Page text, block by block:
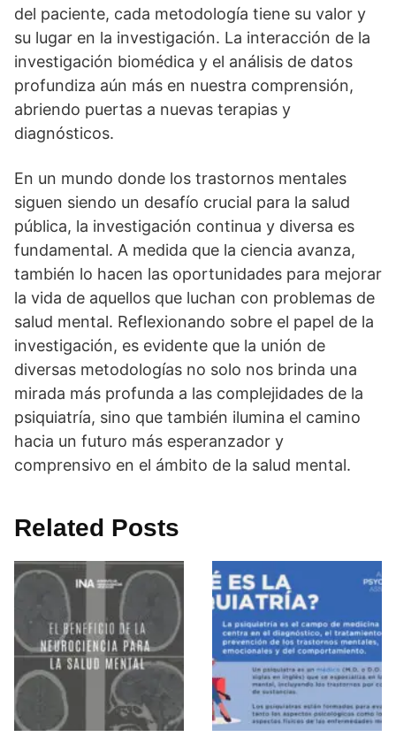
del paciente, cada metodologí­a tiene su valor y
su lugar en la investigación. La interacción de la
investigación biomédica y el análisis de datos
profundiza aún más en nuestra comprensión,
abriendo puertas a nuevas terapias y
diagnósticos.
En un mundo donde los trastornos mentales
siguen siendo un desafí­o crucial para la salud
pública, la investigación continua y diversa es
fundamental. A medida que la ciencia avanza,
también lo hacen las oportunidades para mejorar
la vida de aquellos que luchan con problemas de
salud mental. Reflexionando sobre el papel de la
investigación, es evidente que la unión de
diversas metodologí­as no solo nos brinda una
mirada más profunda a las complejidades de la
psiquiatrí­a, sino que también ilumina el camino
hacia un futuro más esperanzador y
comprensivo en el ámbito de la salud mental.
Related Posts